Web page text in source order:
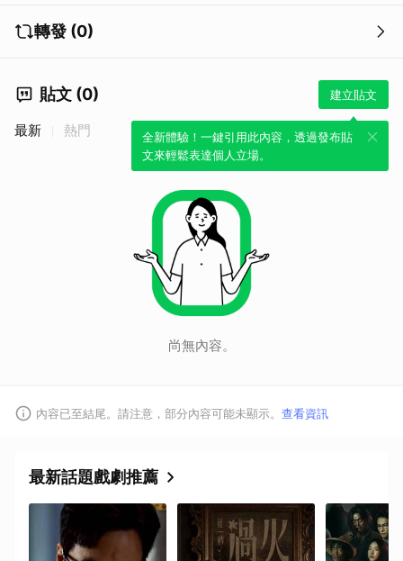
轉發 (0)
貼文 (0) 建立貼文
全新體驗！一鍵引用此內容，透過發布貼
文來輕鬆表達個人立場。
最新 熱門
尚無內容。
內容已至結尾。請注意，部分內容可能未顯示。 查看資訊
最新話題戲劇推薦